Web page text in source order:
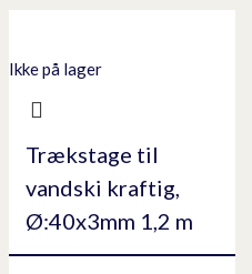
Ikke på lager
Trækstage til
vandski kraftig,
Ø:40x3mm 1,2 m